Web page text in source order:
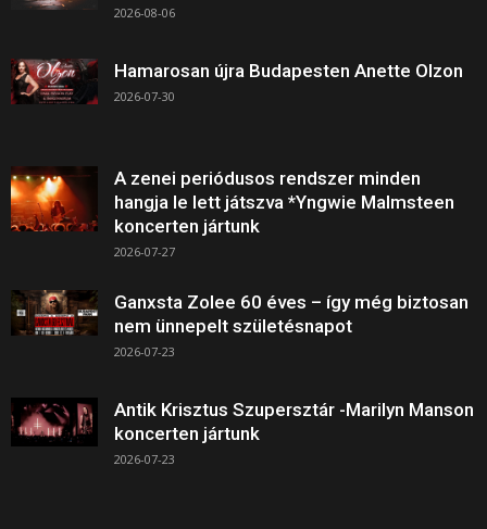
2026-08-06
Hamarosan újra Budapesten Anette Olzon
2026-07-30
A zenei periódusos rendszer minden
hangja le lett játszva *Yngwie Malmsteen
koncerten jártunk
2026-07-27
Ganxsta Zolee 60 éves – így még biztosan
nem ünnepelt születésnapot
2026-07-23
Antik Krisztus Szupersztár -Marilyn Manson
koncerten jártunk
2026-07-23